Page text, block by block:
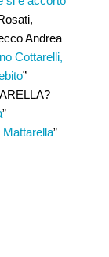
Andrea
Cottarelli,
”
”
Mattarella”